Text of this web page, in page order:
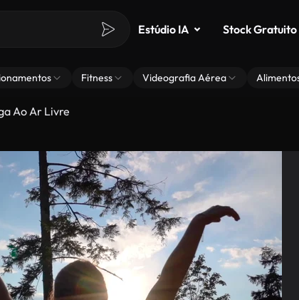
Estúdio IA Stock Gratuito
Fitness Videografia Aérea
Ao Ar Livre